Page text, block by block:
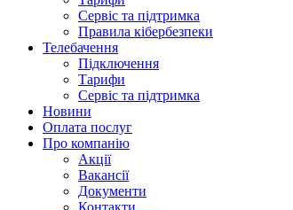
Сервіс та підтримка
Правила кібербезпеки
Телебачення
Підключення
Тарифи
Сервіс та підтримка
Новини
Оплата послуг
Про компанію
Акції
Вакансії
Документи
Контакти